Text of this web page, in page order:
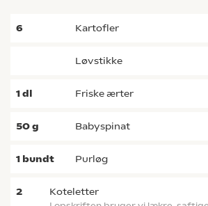
6 kartofler
løvstikke
1dl friske ærter
50g babyspinat
1 bundt purløg
2 koteletter